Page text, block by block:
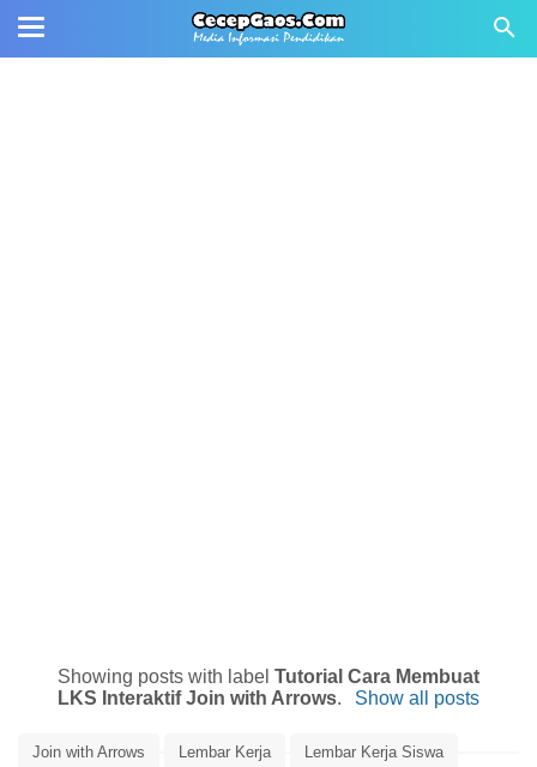
Showing posts with label Tutorial Cara Membuat
LKS Interaktif Join with Arrows. Show all posts
Join with Arrows Lembar Kerja Lembar Kerja Siswa